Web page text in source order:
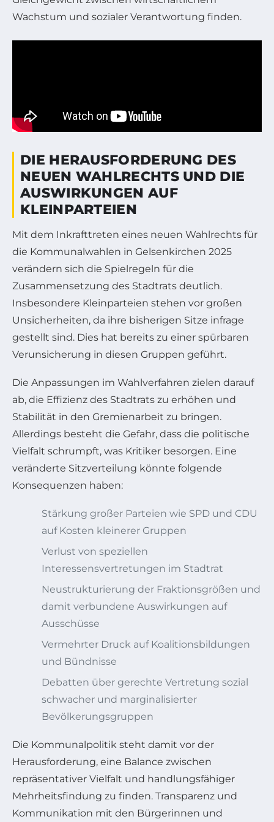
Wachstum und sozialer Verantwortung finden.
DIE HERAUSFORDERUNG DES
NEUEN WAHLRECHTS UND DIE
AUSWIRKUNGEN AUF
KLEINPARTEIEN
Mit dem Inkrafttreten eines neuen Wahlrechts für
die Kommunalwahlen in Gelsenkirchen 2025
verändern sich die Spielregeln für die
Zusammensetzung des Stadtrats deutlich.
Insbesondere Kleinparteien stehen vor großen
Unsicherheiten, da ihre bisherigen Sitze infrage
gestellt sind. Dies hat bereits zu einer spürbaren
Verunsicherung in diesen Gruppen geführt.
Die Anpassungen im Wahlverfahren zielen darauf
ab, die Effizienz des Stadtrats zu erhöhen und
Stabilität in den Gremienarbeit zu bringen.
Allerdings besteht die Gefahr, dass die politische
Vielfalt schrumpft, was Kritiker besorgen. Eine
veränderte Sitzverteilung könnte folgende
Konsequenzen haben:
Stärkung großer Parteien wie SPD und CDU
auf Kosten kleinerer Gruppen
Verlust von speziellen
Interessensvertretungen im Stadtrat
Neustrukturierung der Fraktionsgrößen und
damit verbundene Auswirkungen auf
Ausschüsse
Vermehrter Druck auf Koalitionsbildungen
und Bündnisse
Debatten über gerechte Vertretung sozial
schwacher und marginalisierter
Bevölkerungsgruppen
Die Kommunalpolitik steht damit vor der
Herausforderung, eine Balance zwischen
repräsentativer Vielfalt und handlungsfähiger
Mehrheitsfindung zu finden. Transparenz und
Kommunikation mit den Bürgerinnen und